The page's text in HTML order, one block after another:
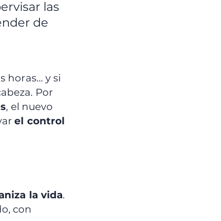
las
de
horas… y si
Por
, el nuevo
el control
la vida.
con